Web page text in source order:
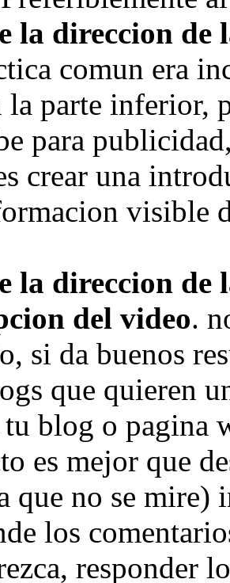
la direccion de
comun era
la parte inferior,
para
crear una
visible
la direccion de
del video.
si da buenos
que quieren
blog o pagina
es mejor que
que no se mire)
los
responder